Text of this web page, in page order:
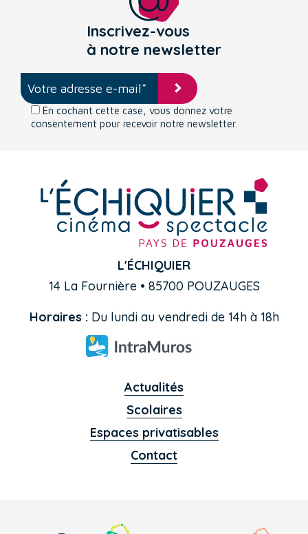
Inscrivez-vous
à notre newsletter
En cochant cette case, vous donnez votre
consentement pour recevoir notre newsletter.
L'ÉCHIQUIER
14 La Fournière • 85700 POUZAUGES
Horaires : Du lundi au vendredi de 14h à 18h
Actualités
Scolaires
Espaces privatisables
Contact